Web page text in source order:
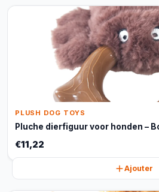
PLUSH DOG TOYS
Pluche dierfiguur voor honden –
€11,22
Ajouter